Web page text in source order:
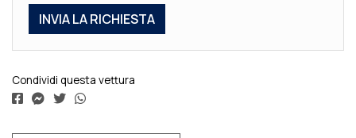
Condividi questa vettura